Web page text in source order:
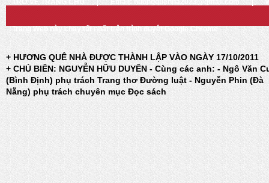
TRỞ VỀ TRANG CHỦ Email: huongquenha2023@gmail.com
Trang Web này chạy tốt nhất trên trình duyệt Google Chrome
+ HƯƠNG QUÊ NHÀ ĐƯỢC THÀNH LẬP VÀO NGÀY 17/10/2011
+ CHỦ BIÊN: NGUYỄN HỮU DUYÊN - Cùng các anh: - Ngô Văn
(Bình Định) phụ trách Trang thơ Đường luật - Nguyễn Phin (Đà
Nẵng) phụ trách chuyên mục Đọc sách